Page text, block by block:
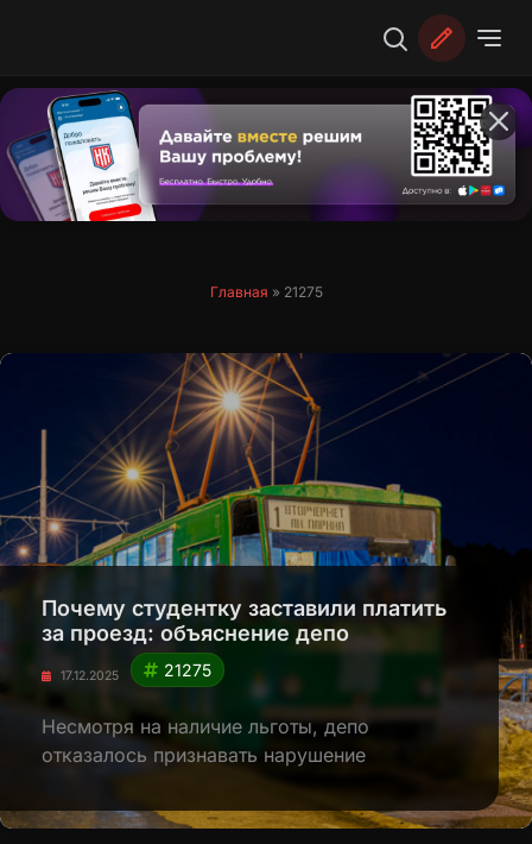
Главная » 21275
Почему студентку заставили платить
за проезд: объяснение депо
17.12.2025 21275
Несмотря на наличие льготы, депо
отказалось признавать нарушение